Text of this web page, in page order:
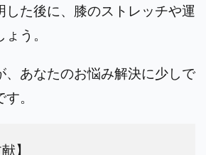
した後に、膝のストレッチや運
う。
、あなたのお悩み解決に少しで
。
】